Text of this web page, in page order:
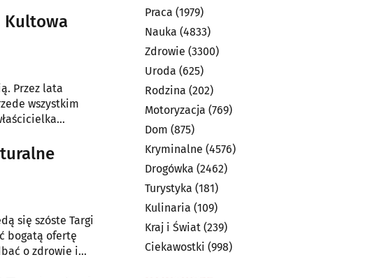
Kultowa
Przez lata
wszystkim
się szóste Targi
bogatą ofertę
o zdrowie i
Praca (1979)
Nauka (4833)
Zdrowie (3300)
Uroda (625)
Rodzina (202)
Motoryzacja (769)
Dom (875)
Kryminalne (4576)
Drogówka (2462)
Turystyka (181)
Kulinaria (109)
Kraj i Świat (239)
Ciekawostki (998)